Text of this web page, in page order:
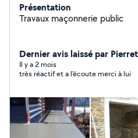
Présentation
Travaux maçonnerie public
Dernier avis laissé par
Il y a 2 mois
très réactif et a l'écoute merci à lui